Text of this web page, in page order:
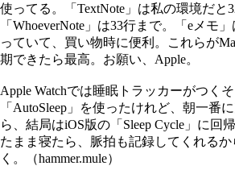
使ってる。「TextNote」は私の環境だと
「WhoeverNote」は33行まで。「eメモ
っていて、買い物時に便利。これらが
期できたら最高。お願い、Apple。
Apple Watchでは睡眠トラッカーがつくそ
「AutoSleep」を使ったけれど、朝一番
ら、結局はiOS版の「Sleep Cycle」に回
たまま寝たら、脈拍も記録してくれる
く。（hammer.mule）